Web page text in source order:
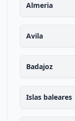
Almeria
Avila
Badajoz
Islas baleares